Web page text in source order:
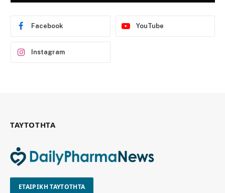
Facebook YouTube
Instagram
ΤΑΥΤΟΤΗΤΑ
ΕΤΑΙΡΙΚΗ ΤΑΥΤΟΤΗΤΑ